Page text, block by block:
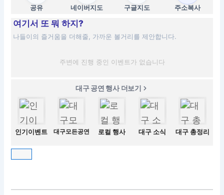
공유 네이버지도 구글지도 주소복사
여기서 또 뭐 하지?
나들이의 즐거움을 더해줄, 가까운 볼거리를 제안합니다.
주변에 진행 중인 이벤트가 없습니다
대구 공연 행사 더보기
인기이벤트 대구모든공연 로컬 행사 대구 소식 대구 총정리